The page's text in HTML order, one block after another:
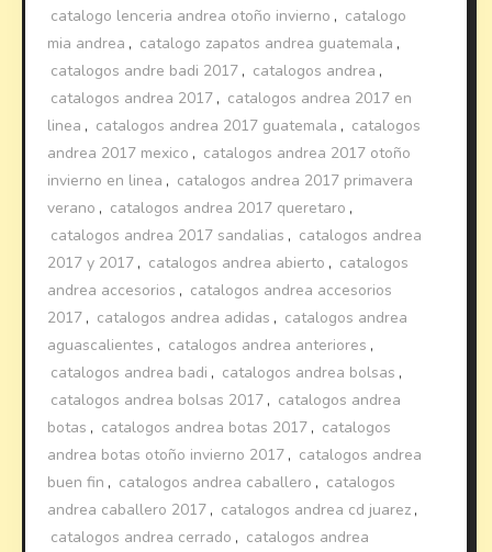
catalogo lenceria andrea otoño invierno , catalogo
mia andrea , catalogo zapatos andrea guatemala ,
catalogos andre badi 2017 , catalogos andrea ,
catalogos andrea 2017 , catalogos andrea 2017 en
linea , catalogos andrea 2017 guatemala , catalogos
andrea 2017 mexico , catalogos andrea 2017 otoño
invierno en linea , catalogos andrea 2017 primavera
verano , catalogos andrea 2017 queretaro ,
catalogos andrea 2017 sandalias , catalogos andrea
2017 y 2017 , catalogos andrea abierto , catalogos
andrea accesorios , catalogos andrea accesorios
2017 , catalogos andrea adidas , catalogos andrea
aguascalientes , catalogos andrea anteriores ,
catalogos andrea badi , catalogos andrea bolsas ,
catalogos andrea bolsas 2017 , catalogos andrea
botas , catalogos andrea botas 2017 , catalogos
andrea botas otoño invierno 2017 , catalogos andrea
buen fin , catalogos andrea caballero , catalogos
andrea caballero 2017 , catalogos andrea cd juarez ,
catalogos andrea cerrado , catalogos andrea